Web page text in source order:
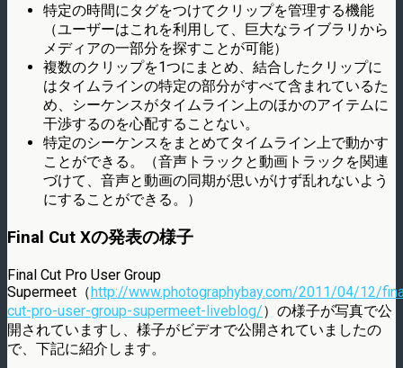
特定の時間にタグをつけてクリップを管理する機能
（ユーザーはこれを利用して、巨大なライブラリから
メディアの一部分を探すことが可能）
複数のクリップを1つにまとめ、結合したクリップに
はタイムラインの特定の部分がすべて含まれているた
め、シーケンスがタイムライン上のほかのアイテムに
干渉するのを心配することない。
特定のシーケンスをまとめてタイムライン上で動かす
ことができる。（音声トラックと動画トラックを関連
づけて、音声と動画の同期が思いがけず乱れないよう
にすることができる。）
Final Cut Xの発表の様子
Final Cut Pro User Group
Supermeet（http://www.photographybay.com/2011/04/12/
cut-pro-user-group-supermeet-liveblog/）の様子が写真で公
開されていますし、様子がビデオで公開されていましたの
で、下記に紹介します。